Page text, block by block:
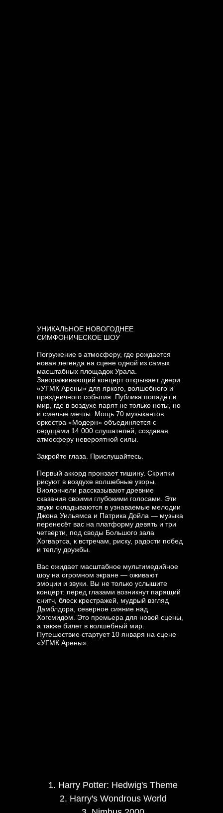
УНИКАЛЬНОЕ НОВОГОДНЕЕ
СИМФОНИЧЕСКОЕ ШОУ
Погружение в атмосферу, где рождается
новая легенда на сцене одной из самых
масштабных площадок Урала.
Завораживающий концерт открывает двери
«УГМК Арены» для яркого, волшебного и
праздничного события. Публика попадёт в
мир, где в воздухе парят не только ноты, но
и смелые мечты. Мощь 70 музыкантов
оркестра «Модерн» объединяется с
сердцами 14 000 слушателей, создавая
атмосферу невероятной силы.
Закройте глаза. Прислушайтесь.
Первый аккорд пронзает тишину. Скрипки
рисуют в воздухе волшебные узоры.
Виолончели рассказывают древние
сказания своими глубокими голосами. Эти
звуки складываются в узнаваемые мелодии
Джона Уильямса и Патрика Дойла — музыка
перенесёт вас на платформу девять и три
четверти, под своды Большого зала
Хогвартса, к встречам, риску, радости побед
и теплу дружбы.
Вас ожидает масштабное мультимедийное
шоу на огромном экране — оживают
эмоции и звуки. Вы не только услышите
концерт: перед глазами возникнут парящий
снитч, блеск крестражей, мудрый взгляд
Дамблдора, северное сияние над
Хогсмидом. Это премьера для новой сцены,
а также билет в волшебный мир.
Путешествие стартует 10 января на сцене
«УГМК Арены».
1. Harry Potter: Hedwig's Theme
2. Harry's Wondrous World